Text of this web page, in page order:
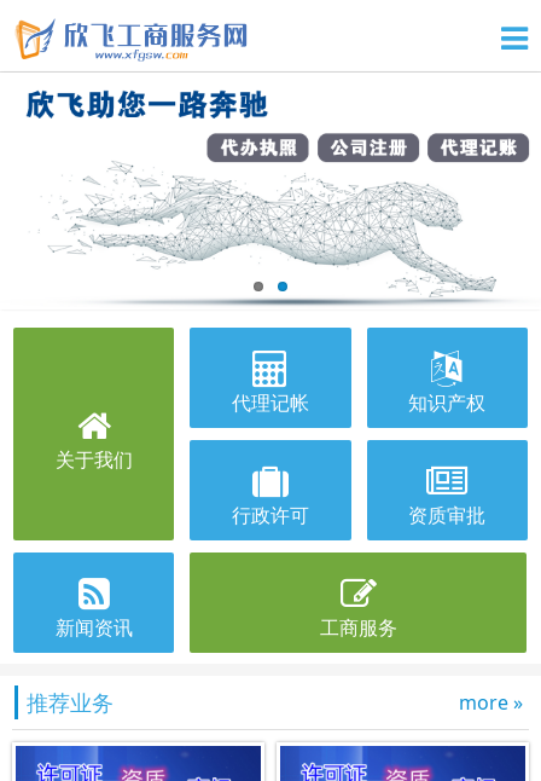
关于我们
代理记帐 知识产权
行政许可 资质审批
新闻资讯 工商服务
推荐业务 more »